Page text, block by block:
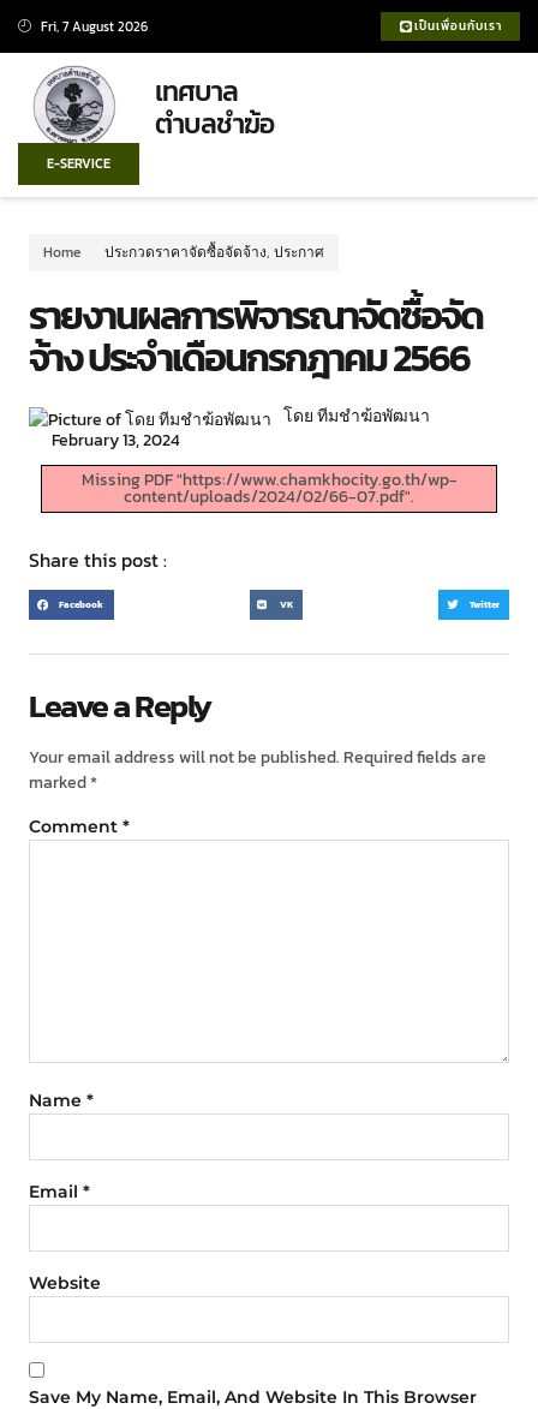
Fri, 7 August 2026 เป็นเพื่อนกับเรา
เทศบาล
ตำบลชำฆ้อ
E-SERVICE
Home ประกวดราคาจัดซื้อจัดจ้าง, ประกาศ
รายงานผลการพิจารณาจัดซื้อจัด
จ้าง ประจำเดือนกรกฎาคม 2566
โดย ทีมชำฆ้อพัฒนา
February 13, 2024
Missing PDF "https://www.chamkhocity.go.th/wp-
content/uploads/2024/02/66-07.pdf".
Share this post :
Facebook VK Twitter
Leave a Reply
Your email address will not be published. Required fields are
marked*
Comment *
Name *
Email *
Website
Save My Name, Email, And Website In This Browser